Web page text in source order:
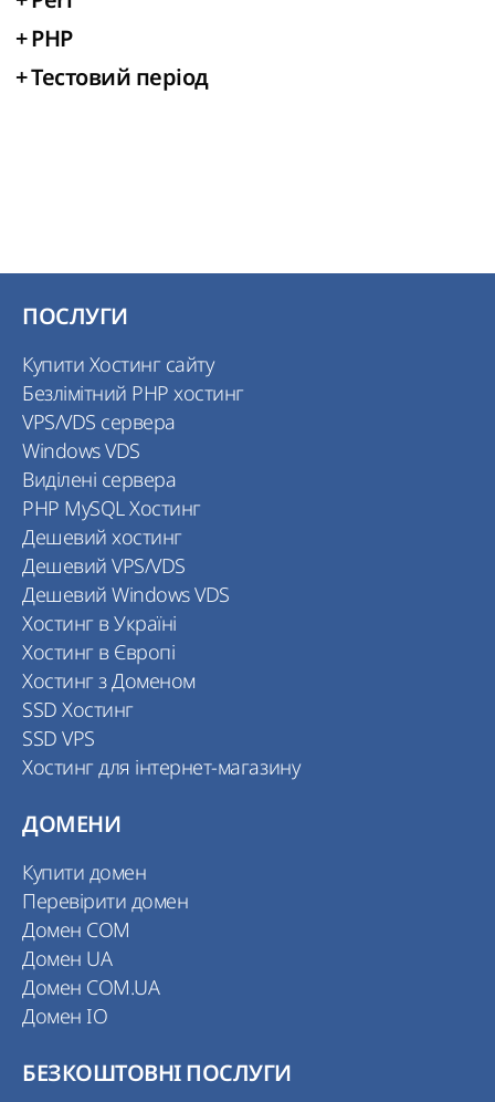
+PHP
+Тестовий період
ПОСЛУГИ
Купити Хостинг сайту
Безлімітний PHP хостинг
VPS/VDS сервера
Windows VDS
Виділені сервера
PHP MySQL Хостинг
Дешевий хостинг
Дешевий VPS/VDS
Дешевий Windows VDS
Хостинг в Україні
Хостинг в Європі
Хостинг з Доменом
SSD Хостинг
SSD VPS
Хостинг для інтернет-магазину
ДОМЕНИ
Купити домен
Перевірити домен
Домен COM
Домен UA
Домен COM.UA
Домен IO
БЕЗКОШТОВНІ ПОСЛУГИ